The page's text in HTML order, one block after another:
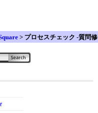
> プロセスチェック -質問修